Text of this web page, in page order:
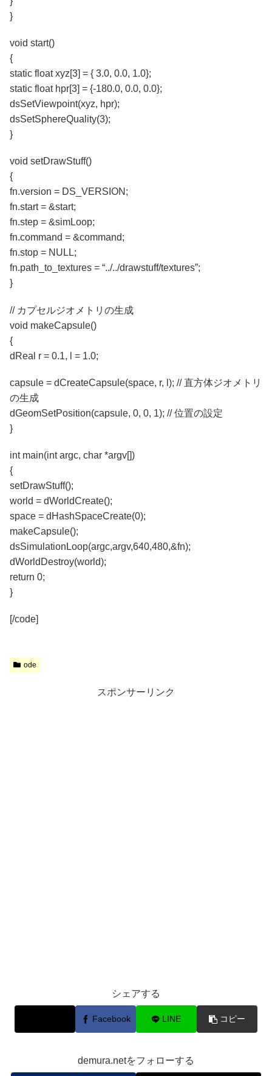
}
void start()
{
static float xyz[3] = { 3.0, 0.0, 1.0};
static float hpr[3] = {-180.0, 0.0, 0.0};
dsSetViewpoint(xyz, hpr);
dsSetSphereQuality(3);
}
void setDrawStuff()
{
fn.version = DS_VERSION;
fn.start = &start;
fn.step = &simLoop;
fn.command = &command;
fn.stop = NULL;
fn.path_to_textures = “../../drawstuff/textures”;
}
// カプセルジオメトリの生成
void makeCapsule()
{
dReal r = 0.1, l = 1.0;
capsule = dCreateCapsule(space, r, l); // 直方体ジオメトリ
の生成
dGeomSetPosition(capsule, 0, 0, 1); // 位置の設定
}
int main(int argc, char *argv[])
{
setDrawStuff();
world = dWorldCreate();
space = dHashSpaceCreate(0);
makeCapsule();
dsSimulationLoop(argc,argv,640,480,&fn);
dWorldDestroy(world);
return 0;
}
[/code]
ode
スポンサーリンク
シェアする
Facebook LINE コピー
demura.netをフォローする